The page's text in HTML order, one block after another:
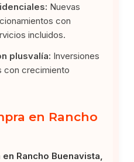
Nuevas
con
incluidos.
plusvalía: Inversiones
con crecimiento
en Rancho
Rancho Buenavista,